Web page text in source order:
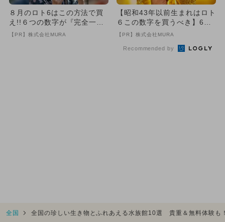
８月のロト6はこの方法で買
え!!６つの数字が『完全一
致』する方法
【PR】株式会社MURA
【昭和43年以前生まれはロト
６この数字を買うべき】6つ
の数字が「完全一致」する
【PR】株式会社MURA
Recommended by
全国 全国の珍しい生き物とふれあえる水族館10選 貴重＆無料体験も